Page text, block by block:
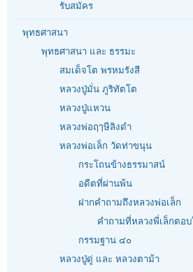
รับสมัคร
พุทธศาสนา
พุทธศาสนา และ ธรรมะ
สมเด็จโต พรหมรังสี
หลวงปู่มั่น ภูริทัตโต
หลวงปู่แหวน
หลวงพ่อฤๅษีลิงดำ
หลวงพ่อเล็ก วัดท่าขนุน
กระโถนข้างธรรมาสน์
อดีตที่ผ่านพ้น
ฝากคำถามถึงหลวงพ่อเล็ก
คำถามที่หลวงพี่เล็กตอ
กรรมฐาน ๔๐
หลวงปู่ดู่ และ หลวงตาม้า